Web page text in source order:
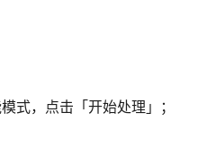
式，点击「开始处理」；